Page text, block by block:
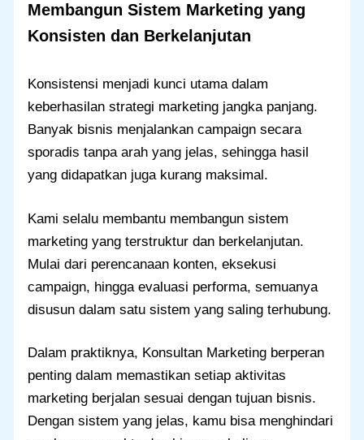
Membangun Sistem Marketing yang
Konsisten dan Berkelanjutan
Konsistensi menjadi kunci utama dalam
keberhasilan strategi marketing jangka panjang.
Banyak bisnis menjalankan campaign secara
sporadis tanpa arah yang jelas, sehingga hasil
yang didapatkan juga kurang maksimal.
Kami selalu membantu membangun sistem
marketing yang terstruktur dan berkelanjutan.
Mulai dari perencanaan konten, eksekusi
campaign, hingga evaluasi performa, semuanya
disusun dalam satu sistem yang saling terhubung.
Dalam praktiknya, Konsultan Marketing berperan
penting dalam memastikan setiap aktivitas
marketing berjalan sesuai dengan tujuan bisnis.
Dengan sistem yang jelas, kamu bisa menghindari